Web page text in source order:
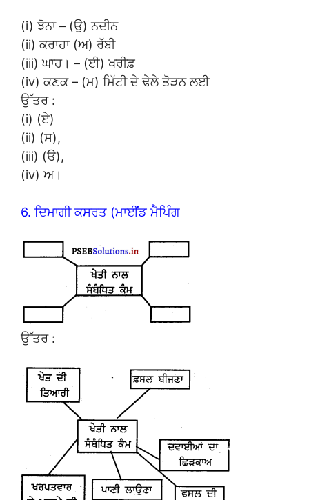
(i) ਝੋਨਾ – (ਉ) ਨਦੀਨ
(ii) ਕਰਾਹਾ (ਅ) ਰੱਬੀ
(iii) ਘਾਹ। – (ਈ) ਖਰੀਫ਼
(iv) ਕਣਕ – (ਮ) ਮਿੱਟੀ ਦੇ ਢੇਲੇ ਤੋੜਨ ਲਈ
ਉੱਤਰ :
(i) (ਏ)
(ii) (ਸ),
(iii) (ੳ),
(iv) ਅ।
6. ਦਿਮਾਗੀ ਕਸਰਤ (ਮਾਈਂਡ ਮੈਪਿੰਗ
ਉੱਤਰ :